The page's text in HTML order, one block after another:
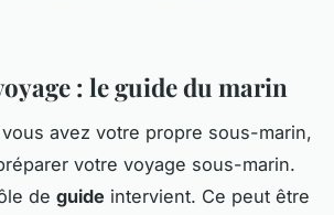
: le guide du marin
avez votre propre sous-marin,
votre voyage sous-marin.
de guide intervient. Ce peut être